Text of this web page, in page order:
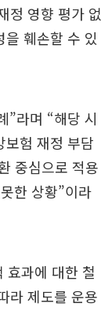
정 영향 평가 없
훼손할 수 있
”라며 “해당 시
보험 재정 부담
중심으로 적용
한 상황”이라
효과에 대한 철
라 제도를 운용